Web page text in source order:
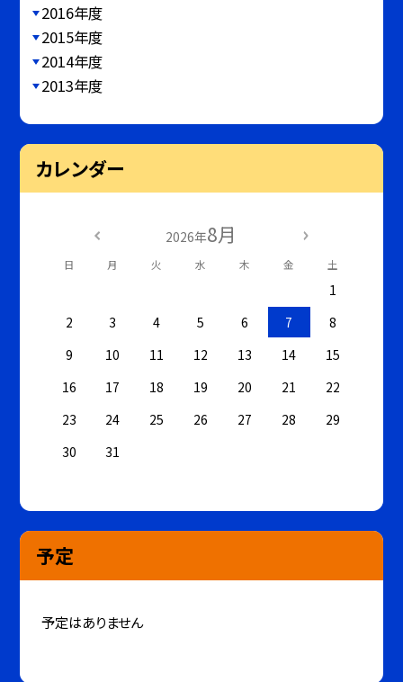
2016年度
2015年度
2014年度
2013年度
カレンダー
2026年8月
日 月 火 水 木 金 土
1
2
3 4 5 6 7
8
9
10 11 12 13 14
15
16
17 18 19 20 21
22
23
24 25 26 27 28
29
30
31
予定
予定はありません